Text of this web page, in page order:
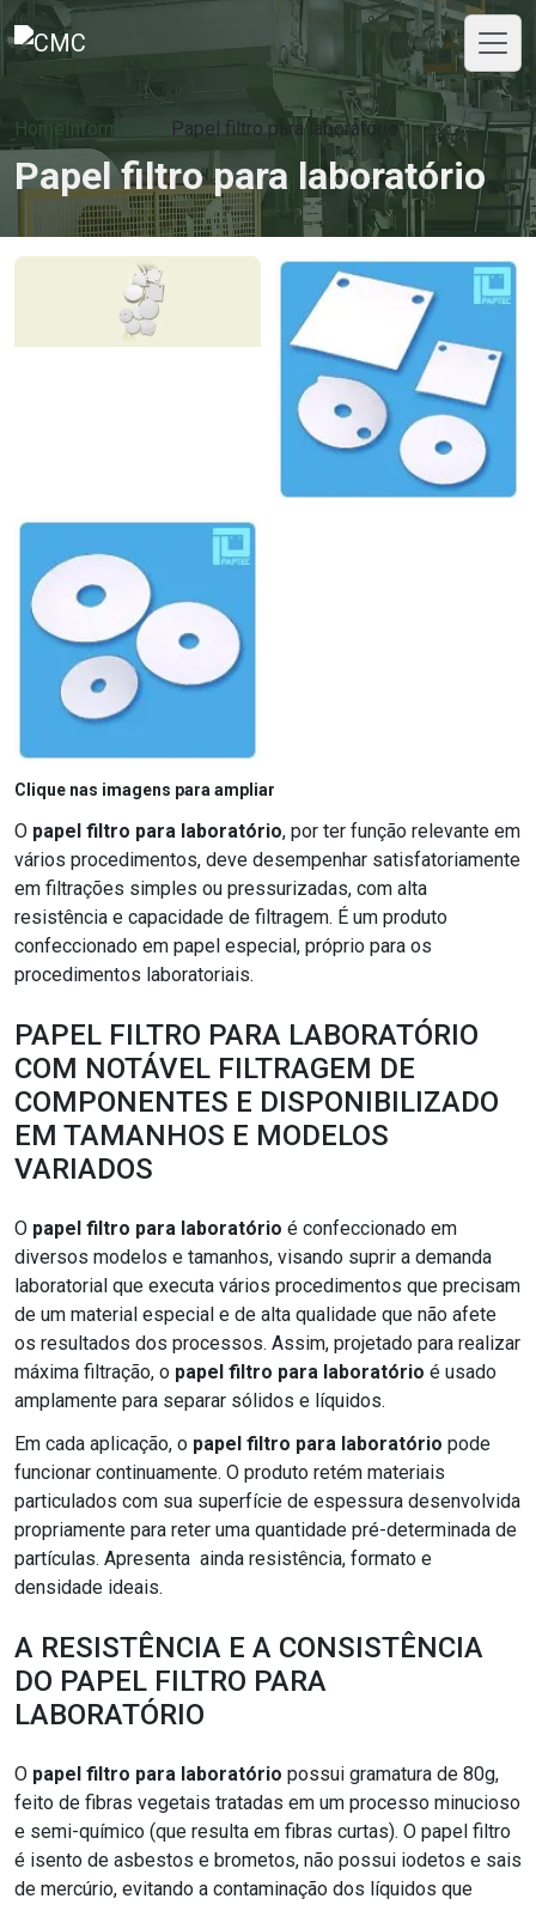
Home Informações Papel filtro para laboratório
Papel filtro para laboratório
Clique nas imagens para ampliar
O papel filtro para laboratório, por ter função relevante em
vários procedimentos, deve desempenhar satisfatoriamente
em filtrações simples ou pressurizadas, com alta
resistência e capacidade de filtragem. É um produto
confeccionado em papel especial, próprio para os
procedimentos laboratoriais.
PAPEL FILTRO PARA LABORATÓRIO
COM NOTÁVEL FILTRAGEM DE
COMPONENTES E DISPONIBILIZADO
EM TAMANHOS E MODELOS
VARIADOS
O papel filtro para laboratório é confeccionado em
diversos modelos e tamanhos, visando suprir a demanda
laboratorial que executa vários procedimentos que precisam
de um material especial e de alta qualidade que não afete
os resultados dos processos. Assim, projetado para realizar
máxima filtração, o papel filtro para laboratório é usado
amplamente para separar sólidos e líquidos.
Em cada aplicação, o papel filtro para laboratório pode
funcionar continuamente. O produto retém materiais
particulados com sua superfície de espessura desenvolvida
propriamente para reter uma quantidade pré-determinada de
partículas. Apresenta ainda resistência, formato e
densidade ideais.
A RESISTÊNCIA E A CONSISTÊNCIA
DO PAPEL FILTRO PARA
LABORATÓRIO
O papel filtro para laboratório possui gramatura de 80g,
feito de fibras vegetais tratadas em um processo minucioso
e semi-químico (que resulta em fibras curtas). O papel filtro
é isento de asbestos e brometos, não possui iodetos e sais
de mercúrio, evitando a contaminação dos líquidos que